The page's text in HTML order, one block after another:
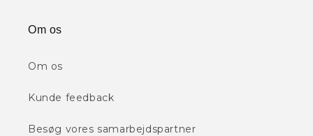
Om os
Om os
Kunde feedback
Besøg vores samarbejdspartner